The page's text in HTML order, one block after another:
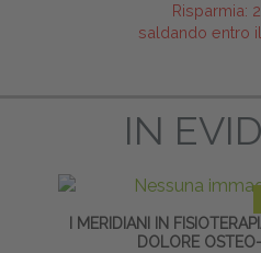
Risparmia:
saldando entro
IN
I MERIDIANI IN
DOLORE